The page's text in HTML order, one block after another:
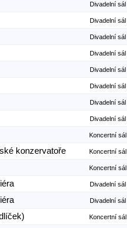
Divadelní sál
Divadelní sál
Divadelní sál
Divadelní sál
Divadelní sál
Divadelní sál
Divadelní sál
Divadelní sál
Koncertní sál
konzervatoře Koncertní sál
Koncertní sál
Divadelní sál
Divadelní sál
Koncertní sál